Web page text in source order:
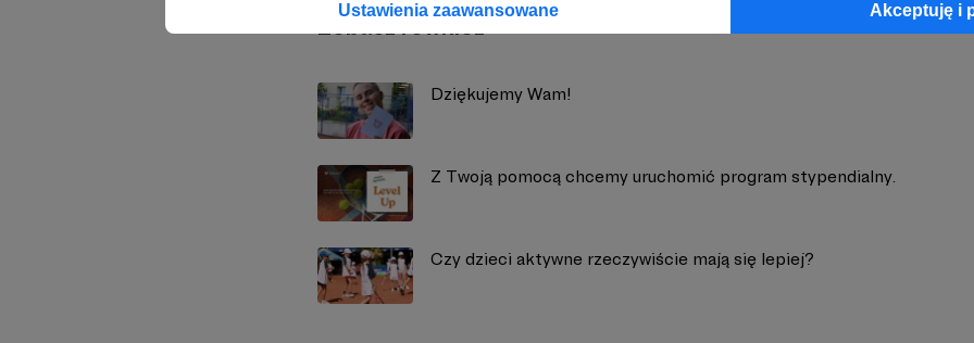
Ustawienia zaawansowane Akceptuję i
Dziękujemy Wam!
Z Twoją pomocą chcemy uruchomić program stypendialny.
Czy dzieci aktywne rzeczywiście mają się lepiej?